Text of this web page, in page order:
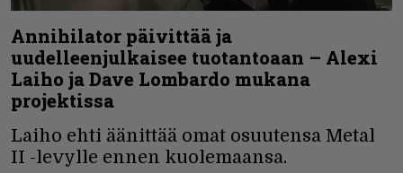
Annihilator päivittää ja
uudelleenjulkaisee tuotantoaan – Alexi
Laiho ja Dave Lombardo mukana
projektissa
Laiho ehti äänittää omat osuutensa Metal
II -levylle ennen kuolemaansa.